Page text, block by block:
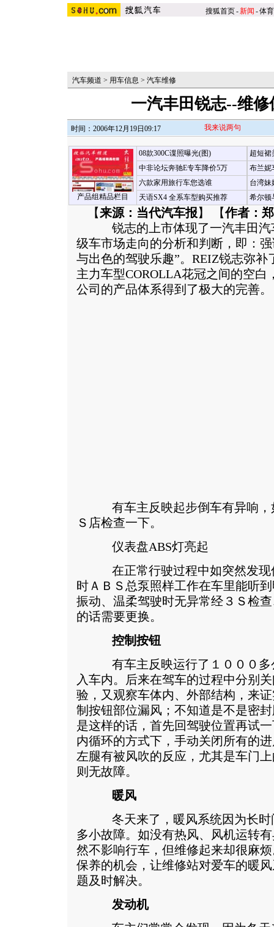
搜狐首页-新闻 -体育
汽车频道 > 用车信息 > 汽车维修
一汽丰田锐志--维
时间：2006年12月19日09:17 我来说两句
产品组精品栏目
08款300C谍照曝光(图)
中非论坛奔驰E专车降价5万
六款家用旅行车您选谁
天语SX4 全系车型购买推荐
超短裙
布兰妮
台湾妹
希尔顿
【来源：当代汽车报 】 【作者：
锐志的上市体现了一汽丰田汽
级车市场走向的分析和判断，即：
与出色的驾驶乐趣”。REIZ锐志弥补
主力车型COROLLA花冠之间的空
公司的产品体系得到了极大的完善。
有车主反映起步倒车有异响，
Ｓ店检查一下。
仪表盘ABS灯亮起
在正常行驶过程中如突然发现
时ＡＢＳ总泵照样工作在车里能听
振动、温柔驾驶时无异常经３Ｓ检
的话需要更换。
控制按钮
有车主反映运行了１０００多
入车内。后来在驾车的过程中分别
验，又观察车体内、外部结构，来
制按钮部位漏风；不知道是不是密
是这样的话，首先回驾驶位置再试
内循环的方式下，手动关闭所有的
左腿有被风吹的反应，尤其是车门
则无故障。
暖风
冬天来了，暖风系统因为长时
多小故障。如没有热风、风机运转
然不影响行车，但维修起来却很麻
保养的机会，让维修站对爱车的暖
题及时解决。
发动机